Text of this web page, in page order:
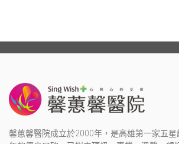
馨蕙馨醫院成立於2000年，是高雄第一家五